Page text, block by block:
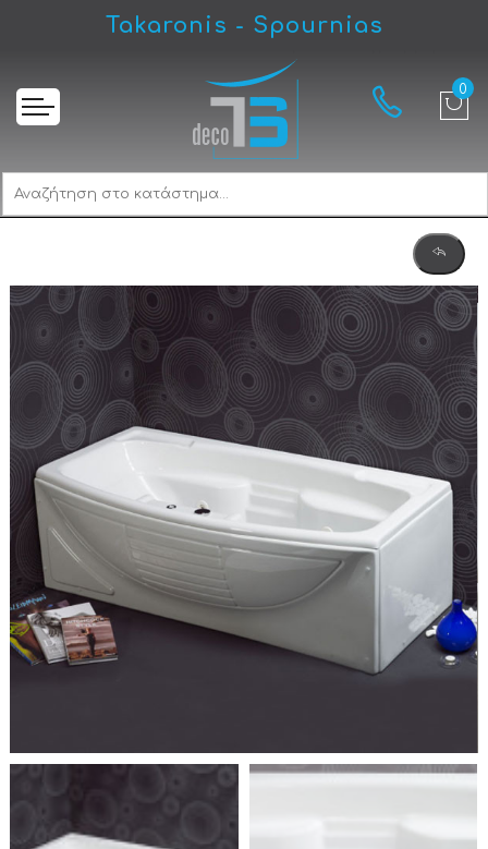
Takaronis - Spournias
Sanitec Lorena 170 Μπανιέρα Ευθύγραμμη